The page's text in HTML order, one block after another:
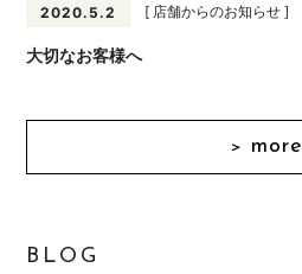
2020.5.2 [ 店舗からのお知らせ ]
大切なお客様へ
＞ more
BLOG